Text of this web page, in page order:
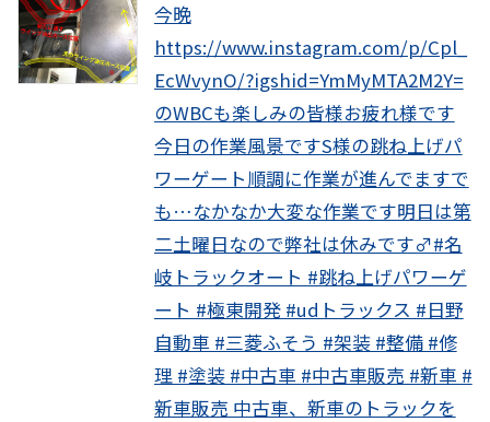
今晩
https://www.instagram.com/p/Cpl_
EcWvynO/?igshid=YmMyMTA2M2Y=
のWBCも楽しみの皆様お疲れ様です
今日の作業風景ですS様の跳ね上げパ
ワーゲート順調に作業が進んでます️で
も…なかなか大変な作業です明日は第
二土曜日なので弊社は休みです‍♂️#名
岐トラックオート #跳ね上げパワーゲ
ート #極東開発 #udトラックス #日野
自動車 #三菱ふそう #架装 #整備 #修
理 #塗装 #中古車 #中古車販売 #新車 #
新車販売 中古車、新車のトラックを